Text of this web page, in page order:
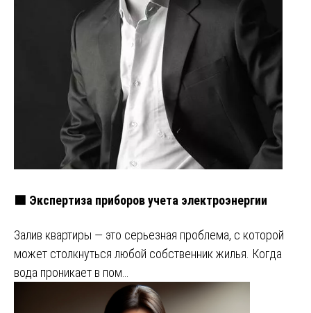
🟩 Экспертиза приборов учета электроэнергии
Залив квартиры — это серьезная проблема, с которой
может столкнуться любой собственник жилья. Когда
вода проникает в пом…